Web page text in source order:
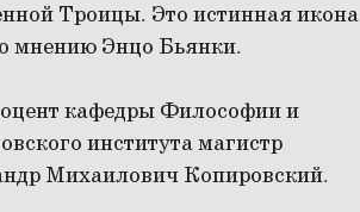
Троицы. Это истинная икона
мнению Энцо Бьянки.
кафедры Философии и
института магистр
Михаилович Копировский.